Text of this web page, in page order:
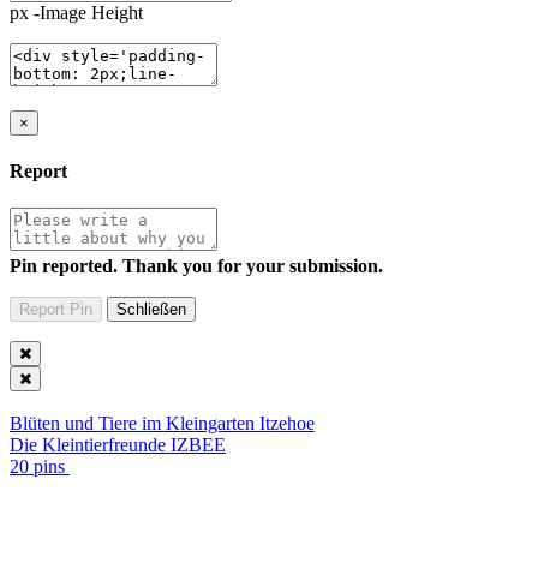
px -Image Height
×
Report
Pin reported. Thank you for your submission.
Blüten und Tiere im Kleingarten Itzehoe
Die Kleintierfreunde IZBEE
20 pins